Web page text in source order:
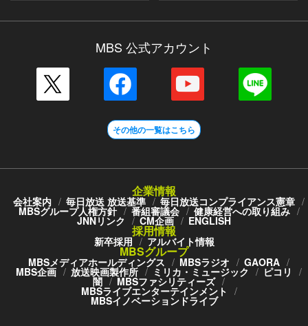
MBS 公式アカウント
その他の一覧はこちら
企業情報
会社案内 毎日放送 放送基準 毎日放送コンプライアンス憲章
MBSグループ人権方針 番組審議会 健康経営への取り組み
JNNリンク CM企画 ENGLISH
採用情報
新卒採用 アルバイト情報
MBSグループ
MBSメディアホールディングス MBSラジオ GAORA
MBS企画 放送映画製作所 ミリカ・ミュージック ピコリ
闇 MBSファシリティーズ
MBSライブエンターテインメント
MBSイノベーションドライブ